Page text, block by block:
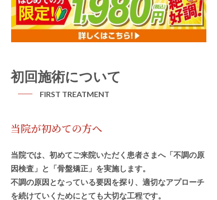
初回施術について
FIRST TREATMENT
当院が初めての方へ
当院では、初めてご来院いただく患者さまへ「不調の原
因検査」と「骨盤矯正」を実施します。
不調の原因となっている要因を探り、適切なアプローチ
を続けていくためにとても大切な工程です。